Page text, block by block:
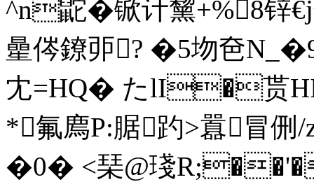
^n鼧�锨计黧+%8
曐侺鐐戼? �5圽夿
冘=HQ� たlI�贳
*氟廌P:腒趵>囂冒侀/
�0� <琹@琖R;��'�